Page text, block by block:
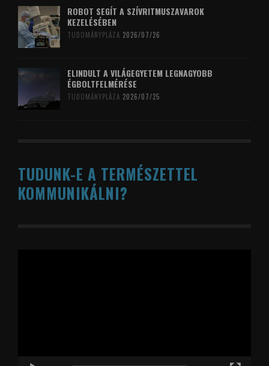
ROBOT SEGÍT A SZÍVRITMUSZAVAROK
KEZELÉSÉBEN
TUDOMÁNYPLÁZA 2026/07/26
ELINDULT A VILÁGEGYETEM LEGNAGYOBB
ÉGBOLTFELMÉRÉSE
TUDOMÁNYPLÁZA 2026/07/25
TUDUNK-E A TERMÉSZETTEL
KOMMUNIKÁLNI?